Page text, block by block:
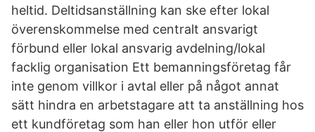
heltid. Deltidsanställning kan ske efter lokal
överenskommelse med centralt ansvarigt
förbund eller lokal ansvarig avdelning/lokal
facklig organisation Ett bemanningsföretag får
inte genom villkor i avtal eller på något annat
sätt hindra en arbetstagare att ta anställning hos
ett kundföretag som han eller hon utför eller